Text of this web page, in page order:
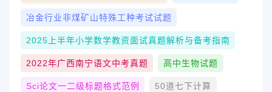
冶金行业非煤矿山特殊工种考试试题
2025上半年小学数学教资面试真题解析与备考指南
2022年广西南宁语文中考真题 高中生物试题
Sci论文一二级标题格式范例 50道七下计算